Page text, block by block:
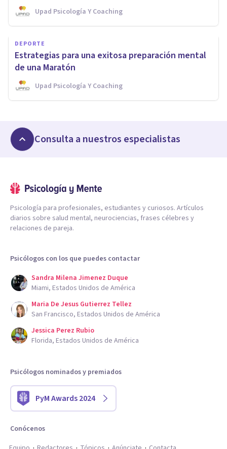
Upad Psicología Y Coaching
DEPORTE
Estrategias para una exitosa preparación mental
de una Maratón
Upad Psicología Y Coaching
Consulta a nuestros especialistas
Psicología para profesionales, estudiantes y curiosos. Artículos
diarios sobre salud mental, neurociencias, frases célebres y
relaciones de pareja.
Psicólogos con los que puedes contactar
Sandra Milena Jimenez Duque
Miami, Estados Unidos de América
Maria De Jesus Gutierrez Tellez
San Francisco, Estados Unidos de América
Jessica Perez Rubio
Florida, Estados Unidos de América
Psicólogos nominados y premiados
PyM Awards 2024
Conócenos